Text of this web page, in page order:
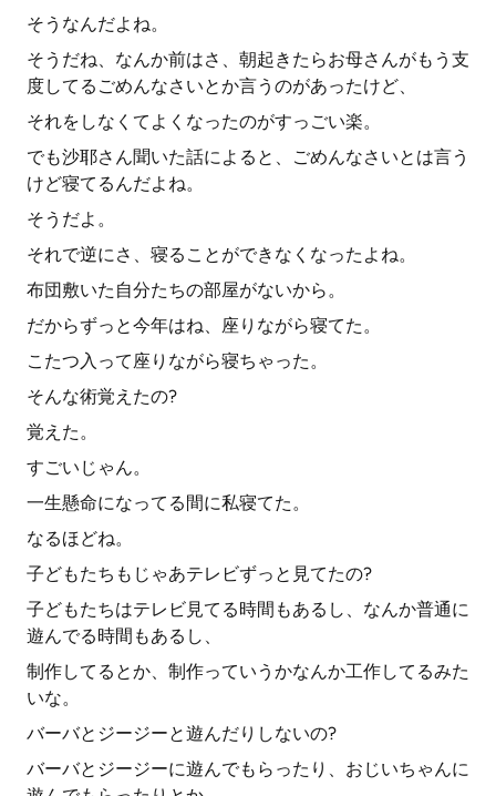
そうなんだよね。
そうだね、なんか前はさ、朝起きたらお母さんがもう支
度してるごめんなさいとか言うのがあったけど、
それをしなくてよくなったのがすっごい楽。
でも沙耶さん聞いた話によると、ごめんなさいとは言う
けど寝てるんだよね。
そうだよ。
それで逆にさ、寝ることができなくなったよね。
布団敷いた自分たちの部屋がないから。
だからずっと今年はね、座りながら寝てた。
こたつ入って座りながら寝ちゃった。
そんな術覚えたの?
覚えた。
すごいじゃん。
一生懸命になってる間に私寝てた。
なるほどね。
子どもたちもじゃあテレビずっと見てたの?
子どもたちはテレビ見てる時間もあるし、なんか普通に
遊んでる時間もあるし、
制作してるとか、制作っていうかなんか工作してるみた
いな。
バーバとジージーと遊んだりしないの?
バーバとジージーに遊んでもらったり、おじいちゃんに